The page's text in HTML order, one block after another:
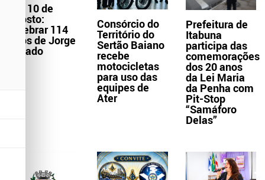
Dia 10 de
agosto:
celebrar 114
anos de Jorge
Amado
Consórcio do
Território do
Sertão Baiano
recebe
motocicletas
para uso das
equipes de
Ater
Prefeitura de
Itabuna
participa das
comemorações
dos 20 anos
da Lei Maria
da Penha com
Pit-Stop
“Samáforo
Delas”